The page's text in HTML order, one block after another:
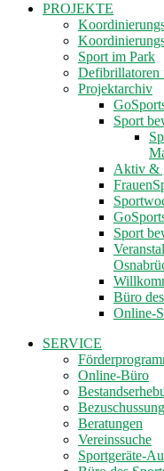
PROJEKTE
Sport im Park
Defibrillatoren
Projektarchiv
Sport
Aktiv &
Sport
Büro
Online-
SERVICE
Online-Büro
Beratungen
Vereinssuche
Sportgeräte-